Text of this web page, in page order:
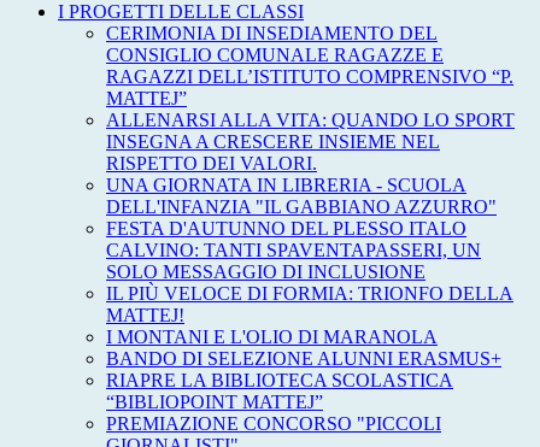
I PROGETTI DELLE CLASSI
CERIMONIA DI INSEDIAMENTO DEL
CONSIGLIO COMUNALE RAGAZZE E
RAGAZZI DELL’ISTITUTO COMPRENSIVO “P.
MATTEJ”
ALLENARSI ALLA VITA: QUANDO LO SPORT
INSEGNA A CRESCERE INSIEME NEL
RISPETTO DEI VALORI.
UNA GIORNATA IN LIBRERIA - SCUOLA
DELL'INFANZIA "IL GABBIANO AZZURRO"
FESTA D'AUTUNNO DEL PLESSO ITALO
CALVINO: TANTI SPAVENTAPASSERI, UN
SOLO MESSAGGIO DI INCLUSIONE
IL PIÙ VELOCE DI FORMIA: TRIONFO DELLA
MATTEJ!
I MONTANI E L'OLIO DI MARANOLA
BANDO DI SELEZIONE ALUNNI ERASMUS+
RIAPRE LA BIBLIOTECA SCOLASTICA
“BIBLIOPOINT MATTEJ”
PREMIAZIONE CONCORSO "PICCOLI